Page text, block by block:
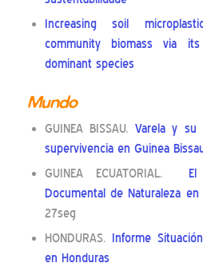
Increasing soil
community biomass via
dominant species
Mundo
GUINEA BISSAU. Varela y su
supervivencia en Guinea
GUINEA ECUATORIAL.
Documental de Naturaleza en
27seg
HONDURAS. Informe
en Honduras